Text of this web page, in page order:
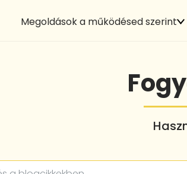
Megoldások a működésed szerint